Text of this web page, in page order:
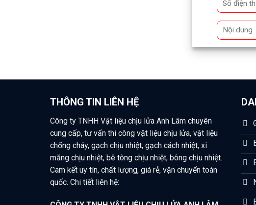
THÔNG TIN LIÊN HỆ
Công ty TNHH Vật liệu chịu lửa Anh Lâm chuyên
cung cấp, tư vấn thi công vật liệu chịu lửa, vật liệu
chống cháy, gạch chịu nhiệt, gạch cách nhiệt, xi
măng chịu nhiệt, bê tông chịu nhiệt, bông chịu nhiệt.
Cam kết uy tín, chất lượng, giá rẻ, vận chuyển toàn
quốc. Chi tiết liên hệ: